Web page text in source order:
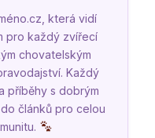
která vidí
pro každý zvířecí
chovatelským
Každý
příběhy s dobrým
článků pro celou